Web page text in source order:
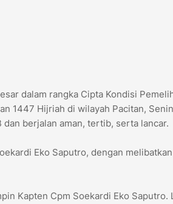
dalam rangka Cipta Kondisi
1447 Hijriah di wilayah Pacitan, Senin
berjalan aman, tertib, serta lancar.
Eko Saputro, dengan
Kapten Cpm Soekardi Eko Saputro.